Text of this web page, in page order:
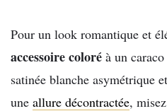
Pour un look romantique et
accessoire coloré à un
satinée blanche asymétrique
une allure décontractée,